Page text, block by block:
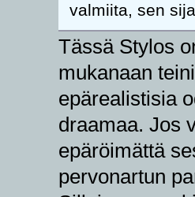
valmiita, sen
Tässä Stylos
mukanaan
epärealistisia
draamaa. Jos
epäröimättä
pervonartun